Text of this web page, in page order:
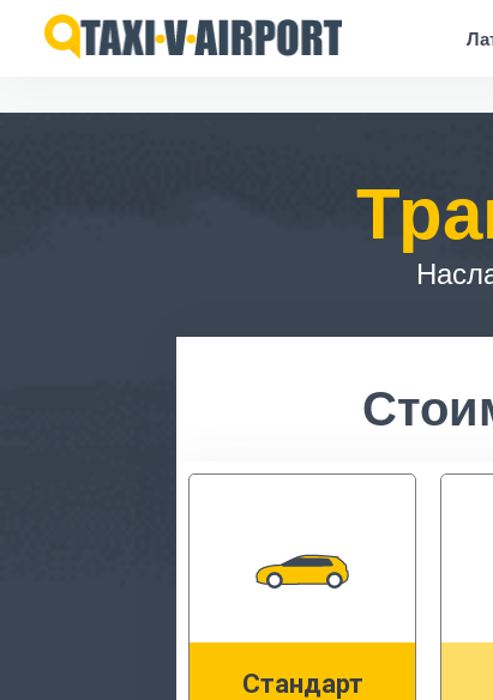
Стандарт